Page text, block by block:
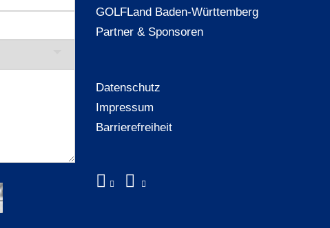
GOLFLand Baden-Württemberg
Partner & Sponsoren
Datenschutz
Impressum
Barrierefreiheit